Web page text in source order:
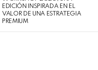
EDICIÓN INSPIRADA EN EL
VALOR DE UNA ESTRATEGIA
PREMIUM